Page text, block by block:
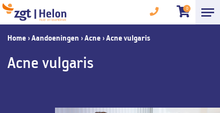
0
Home ›Aandoeningen ›Acne ›Acne vulgaris
Acne vulgaris